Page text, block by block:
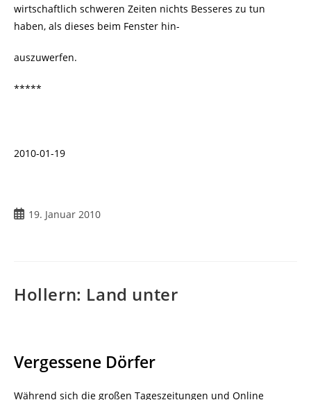
wirtschaftlich schweren Zeiten nichts Besseres zu tun
haben, als dieses beim Fenster hin-
auszuwerfen.
*****
2010-01-19
Beitrag19. Januar 2010
Hollern: Land unter
Vergessene Dörfer
Während sich die großen Tageszeitungen und Online